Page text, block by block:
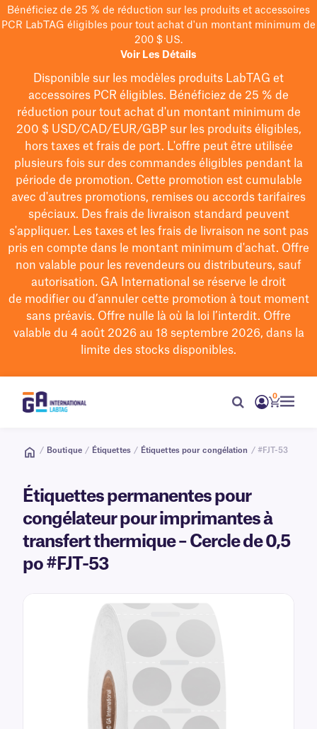
Bénéficiez de 25 % de réduction sur les produits et accessoires
PCR LabTAG éligibles pour tout achat d'un montant minimum de
200 $ US.
Voir Les Détails
Disponible sur les modèles produits LabTAG et
accessoires PCR éligibles. Bénéficiez de 25 % de
réduction pour tout achat d'un montant minimum de
200 $USD/CAD/EUR/GBPsur les produits éligibles,
hors taxes et frais de port. L'offre peut être utilisée
plusieurs fois sur des commandes éligibles pendant la
période de promotion. Cette promotion est cumulable
avec d'autres promotions, remises ou accords tarifaires
spéciaux. Des frais de livraison standard peuvent
s'appliquer. Les taxes et les frais de livraison ne sont pas
pris en compte dans le montant minimum d'achat. Offre
non valable pour les revendeurs ou distributeurs, sauf
autorisation. GA International se réserve le droit
de modifierou d’annuler cette promotion à tout moment
sans préavis. Offre nulle là où la loi l’interdit. Offre
valable du 4 août 2026 au 18 septembre 2026, dans la
limite des stocks disponibles.
0
/ Boutique / Étiquettes / Étiquettes pour congélation / #FJT-53
Étiquettes permanentes pour
congélateur pour imprimantes à
transfert thermique – Cercle de 0,5
po #FJT-53